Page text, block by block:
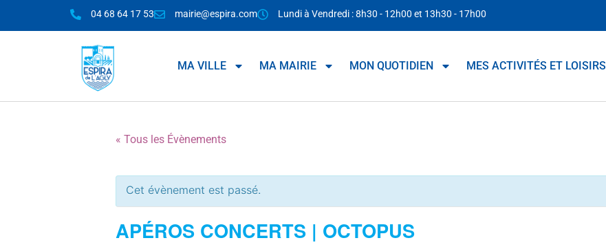
04 68 64 17 53 mairie@espira.com Lundi à Vendredi : 8h30 - 12h00 et 13h30 - 17h00
MA VILLE MA MAIRIE MON QUOTIDIEN MES ACTIVITÉS ET LOISIRS
« Tous les Évènements
Cet évènement est passé.
APÉROS CONCERTS | OCTOPUS